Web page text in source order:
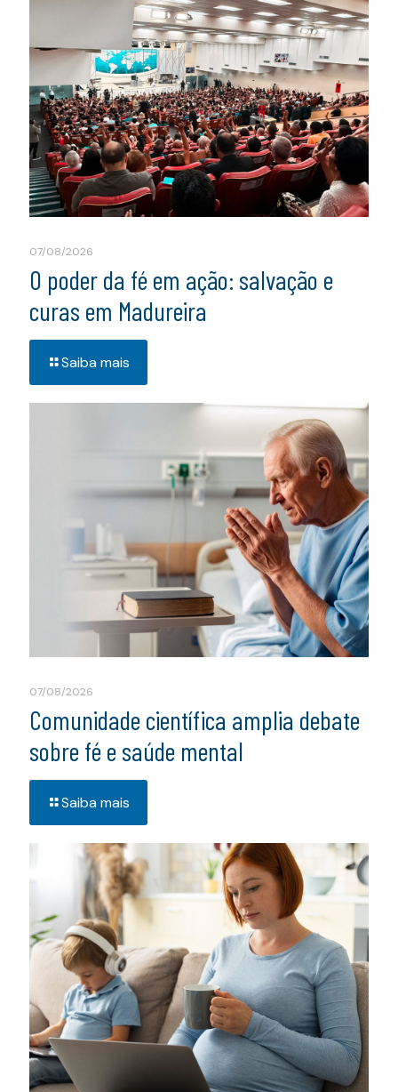
07/08/2026
O poder da fé em ação: salvação e
curas em Madureira
Saiba mais
07/08/2026
Comunidade científica amplia debate
sobre fé e saúde mental
Saiba mais